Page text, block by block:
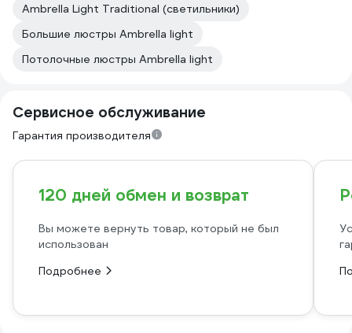
Ambrella Light Traditional (светильники)
Большие люстры Ambrella light
Потолочные люстры Ambrella light
Сервисное обслуживание
Гарантия производителя
120 дней обмен и возврат
Вы можете вернуть товар, который не был
использован
Подробнее